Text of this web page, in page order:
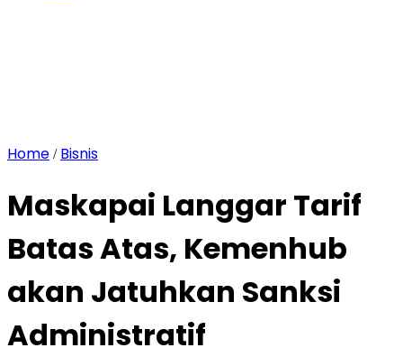
Home / Bisnis
Maskapai Langgar Tarif
Batas Atas, Kemenhub
akan Jatuhkan Sanksi
Administratif